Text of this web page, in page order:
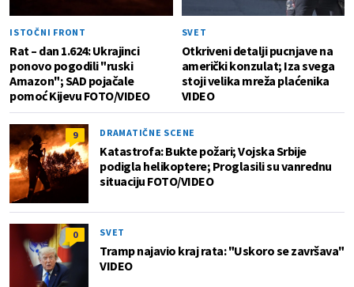
ISTOČNI FRONT
Rat – dan 1.624: Ukrajinci
ponovo pogodili "ruski
Amazon"; SAD pojačale
pomoć Kijevu FOTO/VIDEO
SVET
Otkriveni detalji pucnjave na
američki konzulat; Iza svega
stoji velika mreža plaćenika
VIDEO
9 DRAMATIČNE SCENE
Katastrofa: Bukte požari; Vojska Srbije
podigla helikoptere; Proglasili su vanrednu
situaciju FOTO/VIDEO
0 SVET
Tramp najavio kraj rata: "Uskoro se završava"
VIDEO